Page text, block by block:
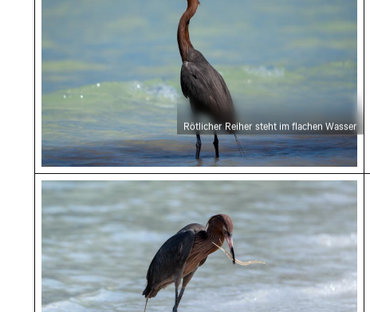
Rötlicher Reiher steht im flachen Wasser
Rötlicher Reiher fängt Fisch auf Holbox Insel